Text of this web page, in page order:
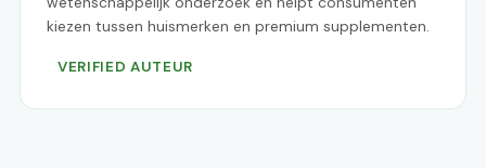
kiezen tussen huismerken en premium supplementen.
VERIFIED AUTEUR